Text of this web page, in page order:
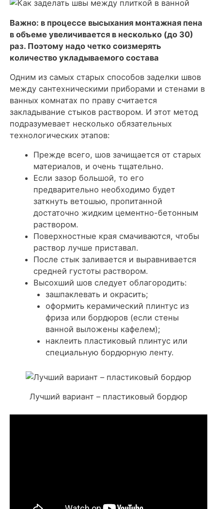
Важно: в процессе высыхания монтажная пена
в объеме увеличивается в несколько (до 30)
раз. Поэтому надо четко соизмерять
количество укладываемого состава
Одним из самых старых способов заделки швов
между сантехническими приборами и стенами в
ванных комнатах по праву считается
закладывание стыков раствором. И этот метод
подразумевает несколько обязательных
технологических этапов:
Прежде всего, шов зачищается от старых
материалов, и очень тщательно.
Если зазор большой, то его
предварительно необходимо будет
заткнуть ветошью, пропитанной
достаточно жидким цементно-бетонным
раствором.
Поверхностные края смачиваются, чтобы
раствор лучше приставал.
После стык заливается и выравнивается
средней густоты раствором.
Высохший шов следует облагородить:
зашпаклевать и окрасить;
оформить керамический плинтус из
фриза или бордюров (если стены
ванной выложены кафелем);
наклеить пластиковый плинтус или
специальную бордюрную ленту.
Лучший вариант – пластиковый бордюр